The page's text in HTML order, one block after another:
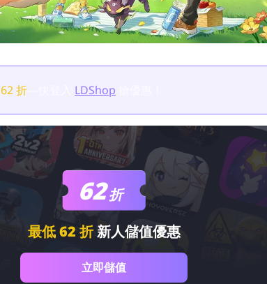
62 折 LDShop
62折
最低 62 折新人儲值優惠
立即儲值